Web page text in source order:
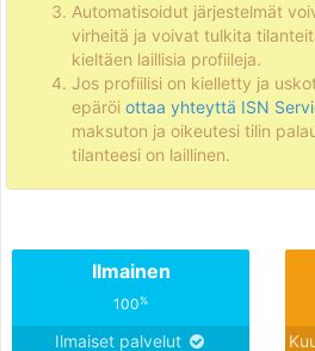
Automatisoidut järjestelmät
virheitä ja voivat tulkita
kieltäen laillisia profiileja.
Jos profiilisi on kielletty ja
epäröi ottaa yhteyttä ISN
maksuton ja oikeutesi tilin
tilanteesi on laillinen.
Ilmainen
100%
Ilmaiset palvelut